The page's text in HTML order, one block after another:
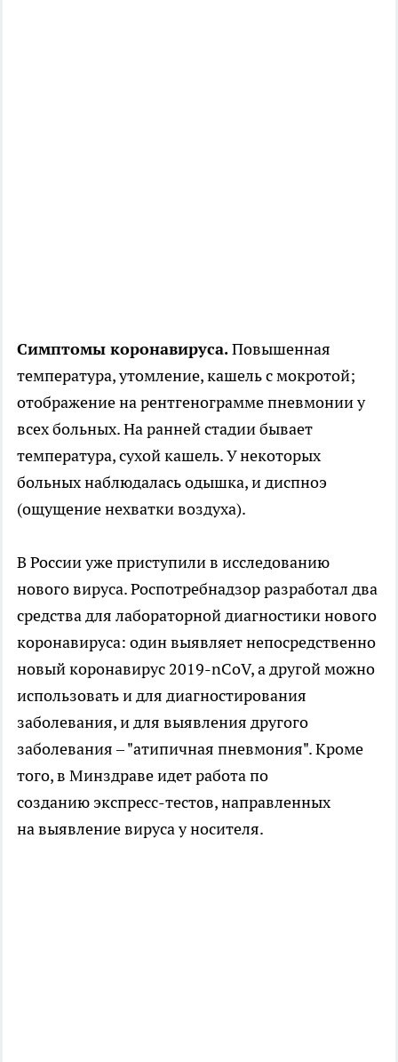
Симптомы коронавируса.Повышенная
температура, утомление, кашель с мокротой;
отображение на рентгенограмме пневмонии у
всех больных. На ранней стадии бывает
температура, сухой кашель. У некоторых
больных наблюдалась одышка, и диспноэ
(ощущение нехватки воздуха).
В России уже приступили в исследованию
нового вируса. Роспотребнадзор разработал два
средства для лабораторной диагностики нового
коронавируса: один выявляет непосредственно
новый коронавирус 2019-nCoV, а другой можно
использовать и для диагностирования
заболевания, и для выявления другого
заболевания – "атипичная пневмония". Кроме
того, в Минздраве идет работа по
созданию экспресс-тестов, направленных
на выявление вируса у носителя.